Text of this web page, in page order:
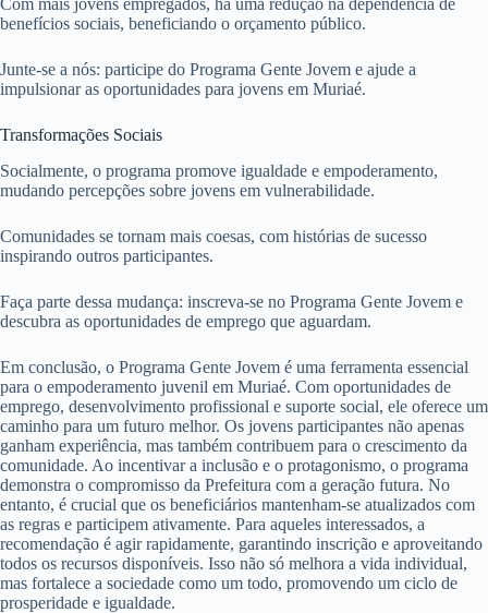
Com mais jovens empregados, há uma redução na dependência de
benefícios sociais, beneficiando o orçamento público.
Junte-se a nós: participe do Programa Gente Jovem e ajude a
impulsionar as oportunidades para jovens em Muriaé.
Transformações Sociais
Socialmente, o programa promove igualdade e empoderamento,
mudando percepções sobre jovens em vulnerabilidade.
Comunidades se tornam mais coesas, com histórias de sucesso
inspirando outros participantes.
Faça parte dessa mudança: inscreva-se no Programa Gente Jovem e
descubra as oportunidades de emprego que aguardam.
Em conclusão, o Programa Gente Jovem é uma ferramenta essencial
para o empoderamento juvenil em Muriaé. Com oportunidades de
emprego, desenvolvimento profissional e suporte social, ele oferece um
caminho para um futuro melhor. Os jovens participantes não apenas
ganham experiência, mas também contribuem para o crescimento da
comunidade. Ao incentivar a inclusão e o protagonismo, o programa
demonstra o compromisso da Prefeitura com a geração futura. No
entanto, é crucial que os beneficiários mantenham-se atualizados com
as regras e participem ativamente. Para aqueles interessados, a
recomendação é agir rapidamente, garantindo inscrição e aproveitando
todos os recursos disponíveis. Isso não só melhora a vida individual,
mas fortalece a sociedade como um todo, promovendo um ciclo de
prosperidade e igualdade.